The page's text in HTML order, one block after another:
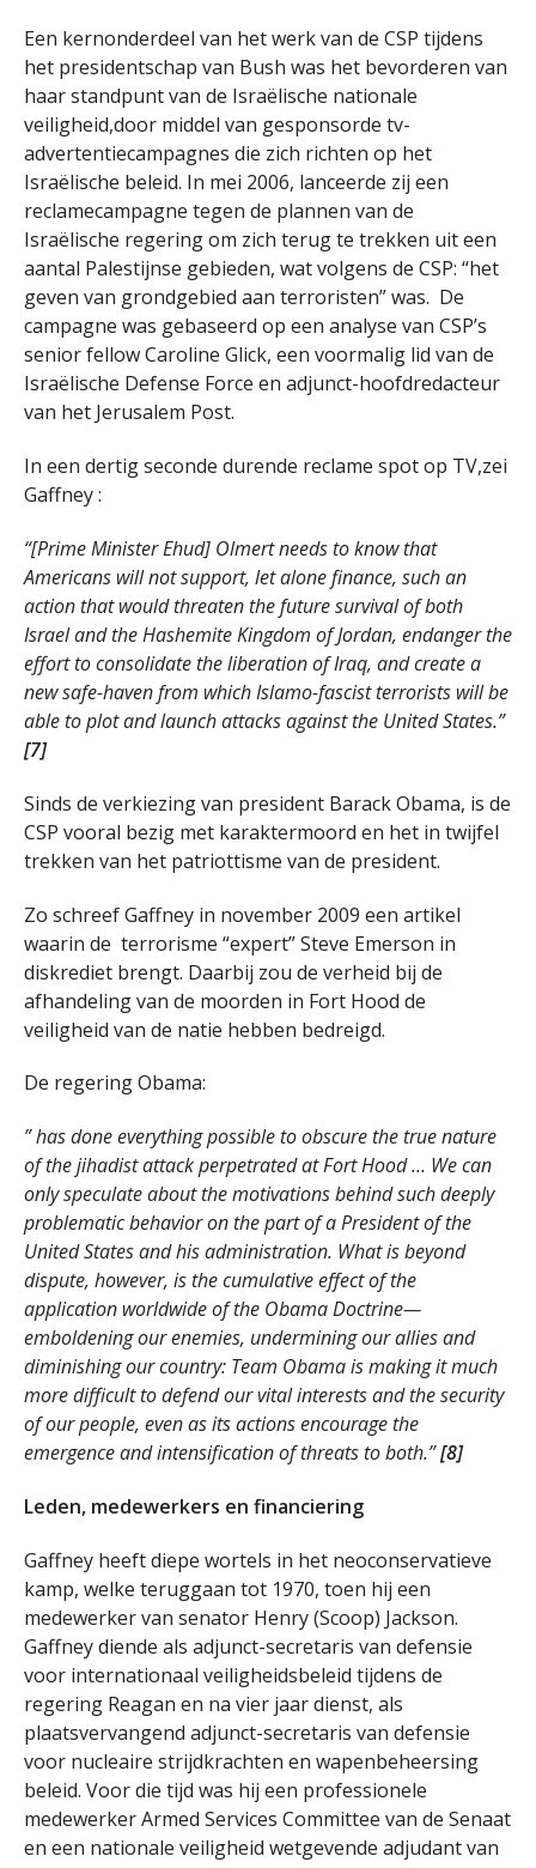
Een kernonderdeel van het werk van de CSP tijdens
het presidentschap van Bush was het bevorderen van
haar standpunt van de Israëlische nationale
veiligheid,door middel van gesponsorde tv-
advertentiecampagnes die zich richten op het
Israëlische beleid. In mei 2006, lanceerde zij een
reclamecampagne tegen de plannen van de
Israëlische regering om zich terug te trekken uit een
aantal Palestijnse gebieden, wat volgens de CSP: “het
geven van grondgebied aan terroristen” was. De
campagne was gebaseerd op een analyse van CSP’s
senior fellow Caroline Glick, een voormalig lid van de
Israëlische Defense Force en adjunct-hoofdredacteur
van het Jerusalem Post.
In een dertig seconde durende reclame spot op TV,zei
Gaffney :
“[Prime Minister Ehud] Olmert needs to know that
Americans will not support, let alone finance, such an
action that would threaten the future survival of both
Israel and the Hashemite Kingdom of Jordan, endanger the
effort to consolidate the liberation of Iraq, and create a
new safe-haven from which Islamo-fascist terrorists will be
able to plot and launch attacks against the United States.”
[7]
Sinds de verkiezing van president Barack Obama, is de
CSP vooral bezig met karaktermoord en het in twijfel
trekken van het patriottisme van de president.
Zo schreef Gaffney in november 2009 een artikel
waarin de terrorisme “expert” Steve Emerson in
diskrediet brengt. Daarbij zou de verheid bij de
afhandeling van de moorden in Fort Hood de
veiligheid van de natie hebben bedreigd.
De regering Obama:
” has done everything possible to obscure the true nature
of the jihadist attack perpetrated at Fort Hood … We can
only speculate about the motivations behind such deeply
problematic behavior on the part of a President of the
United States and his administration. What is beyond
dispute, however, is the cumulative effect of the
application worldwide of the Obama Doctrine—
emboldening our enemies, undermining our allies and
diminishing our country: Team Obama is making it much
more difficult to defend our vital interests and the security
of our people, even as its actions encourage the
emergence and intensification of threats to both.”[8]
Leden, medewerkers en financiering
Gaffney heeft diepe wortels in het neoconservatieve
kamp, welke teruggaan tot 1970, toen hij een
medewerker van senator Henry (Scoop) Jackson.
Gaffney diende als adjunct-secretaris van defensie
voor internationaal veiligheidsbeleid tijdens de
regering Reagan en na vier jaar dienst, als
plaatsvervangend adjunct-secretaris van defensie
voor nucleaire strijdkrachten en wapenbeheersing
beleid. Voor die tijd was hij een professionele
medewerker Armed Services Committee van de Senaat
en een nationale veiligheid wetgevende adjudant van